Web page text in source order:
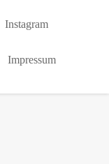
Instagram
Impressum